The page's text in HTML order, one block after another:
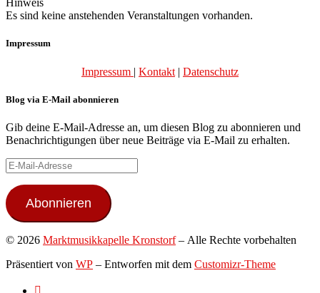
Hinweis
Es sind keine anstehenden Veranstaltungen vorhanden.
Impressum
Impressum | Kontakt | Datenschutz
Blog via E-Mail abonnieren
Gib deine E-Mail-Adresse an, um diesen Blog zu abonnieren und
Benachrichtigungen über neue Beiträge via E-Mail zu erhalten.
E-
Mail-
Adresse
Abonnieren
© 2026 Marktmusikkapelle Kronstorf– Alle Rechte vorbehalten
Präsentiert von WP – Entworfen mit dem Customizr-Theme